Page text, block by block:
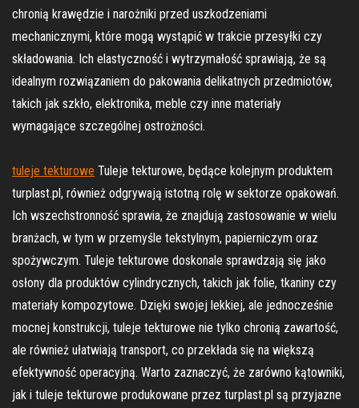
chronią krawędzie i narożniki przed uszkodzeniami
mechanicznymi, które mogą wystąpić w trakcie przesyłki czy
składowania. Ich elastyczność i wytrzymałość sprawiają, że są
idealnym rozwiązaniem do pakowania delikatnych przedmiotów,
takich jak szkło, elektronika, meble czy inne materiały
wymagające szczególnej ostrożności.
tuleje tekturowe Tuleje tekturowe, będące kolejnym produktem
turplast.pl, również odgrywają istotną rolę w sektorze opakowań.
Ich wszechstronność sprawia, że znajdują zastosowanie w wielu
branżach, w tym w przemyśle tekstylnym, papierniczym oraz
spożywczym. Tuleje tekturowe doskonale sprawdzają się jako
osłony dla produktów cylindrycznych, takich jak folie, tkaniny czy
materiały kompozytowe. Dzięki swojej lekkiej, ale jednocześnie
mocnej konstrukcji, tuleje tekturowe nie tylko chronią zawartość,
ale również ułatwiają transport, co przekłada się na większą
efektywność operacyjną. Warto zaznaczyć, że zarówno kątowniki,
jak i tuleje tekturowe produkowane przez turplast.pl są przyjazne